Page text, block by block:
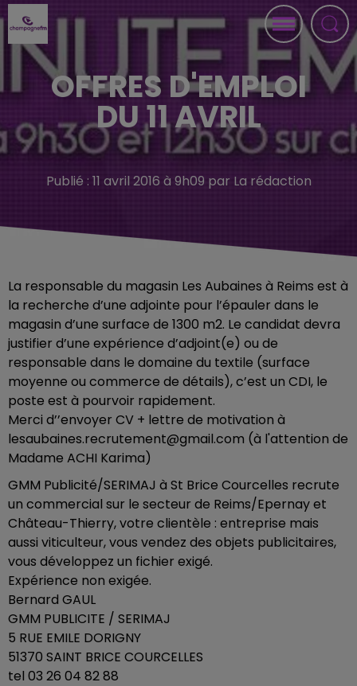
OFFRES D'EMPLOI
DU 11 AVRIL
Publié : 11 avril 2016 à 9h09 par La rédaction
La responsable du magasin Les Aubaines à Reims est à
la recherche d’une adjointe pour l’épauler dans le
magasin d’une surface de 1300 m2. Le candidat devra
justifier d’une expérience d’adjoint(e) ou de
responsable dans le domaine du textile (surface
moyenne ou commerce de détails), c’est un CDI, le
poste est à pourvoir rapidement.
Merci d’’envoyer CV + lettre de motivation à
lesaubaines.recrutement@gmail.com (à l'attention de
Madame ACHI Karima)
GMM Publicité/SERIMAJ à St Brice Courcelles recrute
un commercial sur le secteur de Reims/Epernay et
Château-Thierry, votre clientèle : entreprise mais
aussi viticulteur, vous vendez des objets publicitaires,
vous développez un fichier exigé.
Expérience non exigée.
Bernard GAUL
GMM PUBLICITE / SERIMAJ
5 RUE EMILE DORIGNY
51370 SAINT BRICE COURCELLES
tel 03 26 04 82 88